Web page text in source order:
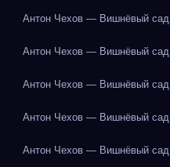
Антон Чехов — Вишнёвый сад
Антон Чехов — Вишнёвый сад
Антон Чехов — Вишнёвый сад
Антон Чехов — Вишнёвый сад
Антон Чехов — Вишнёвый сад